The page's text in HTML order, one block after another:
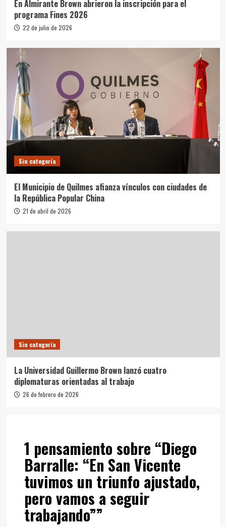
En Almirante Brown abrieron la inscripción para el
programa Fines 2026
22 de julio de 2026
Sin categoría
El Municipio de Quilmes afianza vínculos con ciudades de
la República Popular China
21 de abril de 2026
Sin categoría
La Universidad Guillermo Brown lanzó cuatro
diplomaturas orientadas al trabajo
26 de febrero de 2026
1 pensamiento sobre “Diego
Barralle: “En San Vicente
tuvimos un triunfo ajustado,
pero vamos a seguir
trabajando””